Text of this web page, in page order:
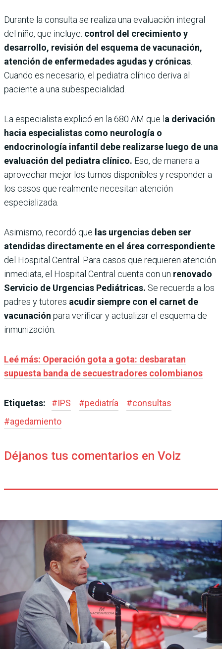
Durante la consulta se realiza una evaluación integral
del niño, que incluye: control del crecimiento y
desarrollo, revisión del esquema de vacunación,
atención de enfermedades agudas y crónicas
Cuando es necesario, el pediatra clínico deriva al
paciente a una subespecialidad.
La especialista explicó en la 680 AM que la derivación
hacia especialistas como neurología o
endocrinología infantil debe realizarse luego de una
evaluación del pediatra clínico. Eso, de manera a
aprovechar mejor los turnos disponibles y responder a
los casos que realmente necesitan atención
especializada.
Asimismo, recordó que las urgencias deben ser
atendidas directamente en el área correspondiente
del Hospital Central. Para casos que requieren atención
inmediata, el Hospital Central cuenta con un renovado
Servicio de Urgencias Pediátricas. Se recuerda a los
padres y tutores acudir siempre con el carnet de
vacunación para verificar y actualizar el esquema de
inmunización.
Leé más: Operación gota a gota: desbaratan
supuesta banda de secuestradores colombianos
Etiquetas: #IPS #pediatría #consultas
#agedamiento
Déjanos tus comentarios en Voiz